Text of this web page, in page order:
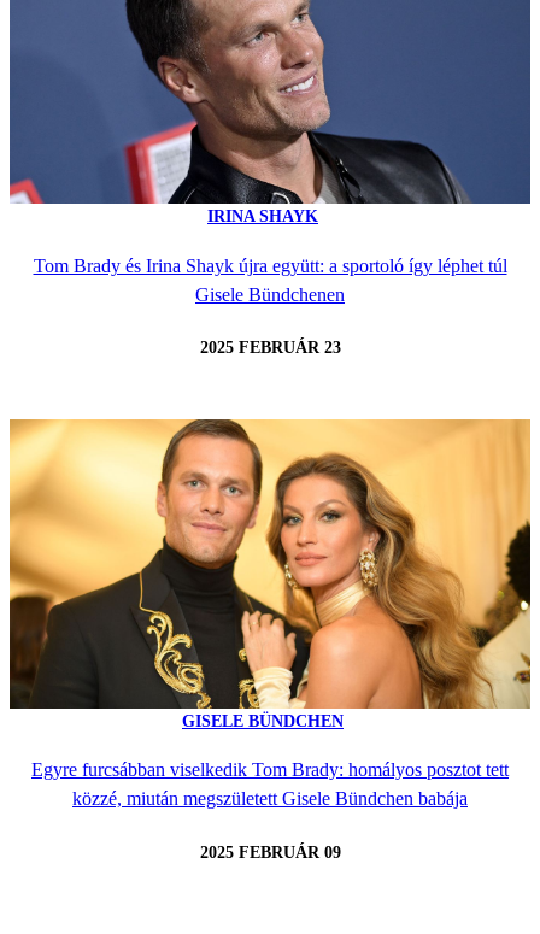
IRINA SHAYK
Tom Brady és Irina Shayk újra együtt: a sportoló így léphet túl
Gisele Bündchenen
2025 FEBRUÁR 23
GISELE BÜNDCHEN
Egyre furcsábban viselkedik Tom Brady: homályos posztot tett
közzé, miután megszületett Gisele Bündchen babája
2025 FEBRUÁR 09